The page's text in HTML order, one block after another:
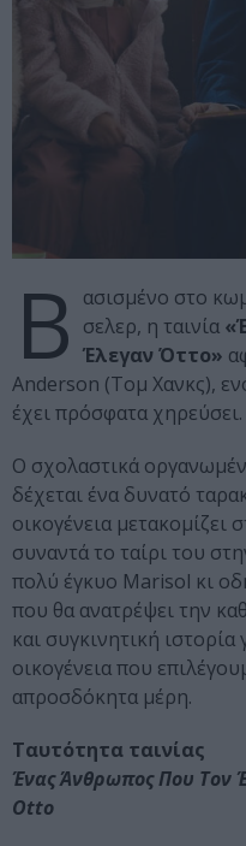
Β ασισμένο στο
σελερ, η ταινία
Έλεγαν Όττο»
Anderson (Τομ Χανκς),
έχει πρόσφατα χηρεύσει.
Ο σχολαστικά
δέχεται ένα δυνατό
οικογένεια μετακομίζει
συναντά το ταίρι του
πολύ έγκυο Marisol κι
που θα ανατρέψει την
και συγκινητική ιστορία
οικογένεια που
απροσδόκητα μέρη.
Ταυτότητα ταινίας
Ένας Άνθρωπος Που Τον
Otto